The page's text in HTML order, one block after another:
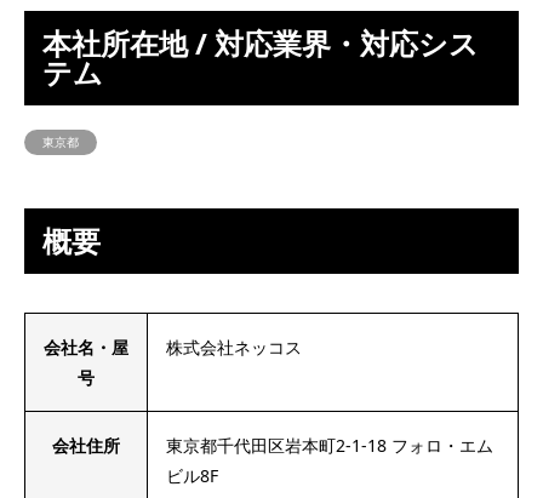
本社所在地 / 対応業界・対応シス
テム
東京都
概要
会社名・屋
号
株式会社ネッコス
会社住所
東京都千代田区岩本町2-1-18 フォロ・エム
ビル8F